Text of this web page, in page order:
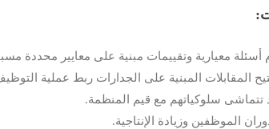
معيارية وتقييمات مبنية على معايير محددة
المقابلات المبنية على الجدارات ربط عملية
تتماشى سلوكياتهم مع قيم المنظمة.
الموظفين وزيادة الإنتاجية.